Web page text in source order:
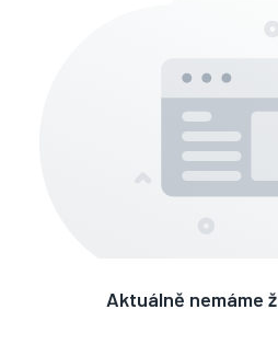
Aktuálně nemáme